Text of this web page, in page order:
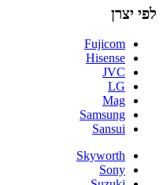
לפי יצרן
Fujicom
Hisense
JVC
LG
Mag
Samsung
Sansui
Skyworth
Sony